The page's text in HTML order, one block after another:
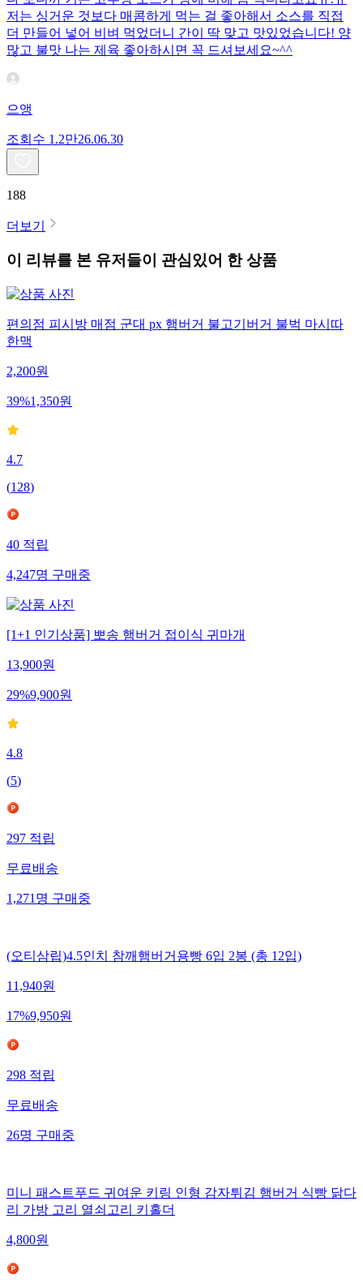
저는 싱거운 것보다 매콤하게 먹는 걸 좋아해서 소스를 직접
더 만들어 넣어 비벼 먹었더니 간이 딱 맞고 맛있었습니다! 양
많고 불맛 나는 제육 좋아하시면 꼭 드셔보세요~^^
으앵
조회수 1.2만26.06.30
188
더보기
이 리뷰를 본 유저들이 관심있어 한 상품
편의점 피시방 매점 군대 px 햄버거 불고기버거 불벅 마시따
한맥
2,200원
39%1,350원
4.7
(128)
40 적립
4,247명 구매중
[1+1 인기상품] 뽀송 햄버거 접이식 귀마개
13,900원
29%9,900원
4.8
(5)
297 적립
무료배송
1,271 명 구매중
(오티삼립)4.5인치 참깨햄버거용빵 6입 2봉 (총 12입)
11,940원
17%9,950원
298 적립
무료배송
26명 구매중
미니 패스트푸드 귀여운 키링 인형 감자튀김 햄버거 식빵 닭다
리 가방 고리 열쇠고리 키홀더
4,800원